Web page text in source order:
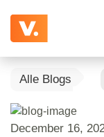
Alle Blogs
December 16,